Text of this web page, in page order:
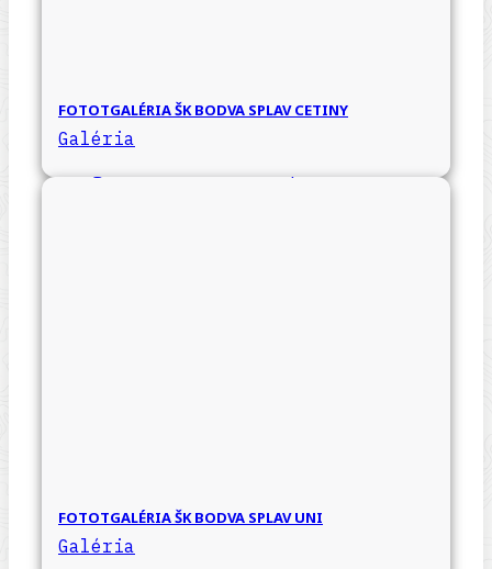
FOTOTGALÉRIA ŠK BODVA SPLAV CETINY
Galéria
FOTOTGALÉRIA ŠK BODVA SPLAV UNI
Galéria